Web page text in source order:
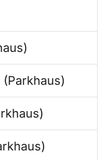
(Parkhaus)